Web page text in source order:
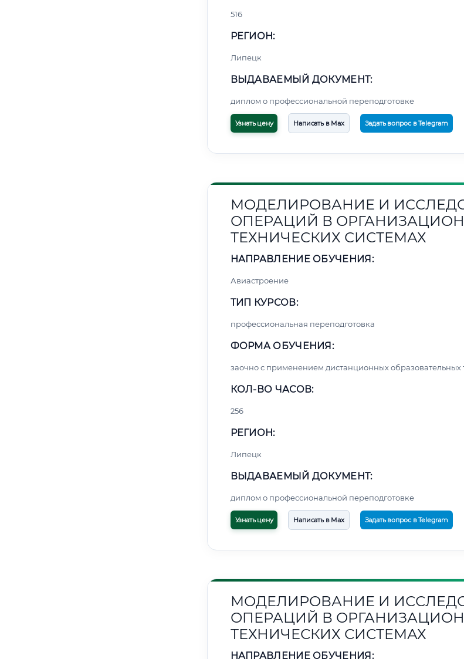
516
РЕГИОН:
Липецк
ВЫДАВАЕМЫЙ ДОКУМЕНТ:
диплом о профессиональной переподготовке
Узнать цену Написать в Max Задать вопрос в Telegram
МОДЕЛИРОВАНИЕ И
ОПЕРАЦИЙ В
ТЕХНИЧЕСКИХ СИСТЕМАХ
НАПРАВЛЕНИЕ ОБУЧЕНИЯ:
Авиастроение
ТИП КУРСОВ:
профессиональная переподготовка
ФОРМА ОБУЧЕНИЯ:
заочно с применением дистанционных образовательных
КОЛ-ВО ЧАСОВ:
256
РЕГИОН:
Липецк
ВЫДАВАЕМЫЙ ДОКУМЕНТ:
диплом о профессиональной переподготовке
Узнать цену Написать в Max Задать вопрос в Telegram
МОДЕЛИРОВАНИЕ И
ОПЕРАЦИЙ В
ТЕХНИЧЕСКИХ СИСТЕМАХ
НАПРАВЛЕНИЕ ОБУЧЕНИЯ: